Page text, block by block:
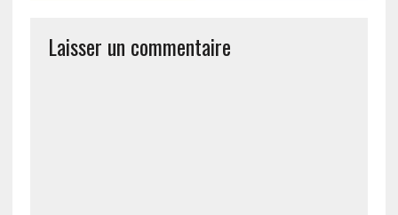
Laisser un commentaire